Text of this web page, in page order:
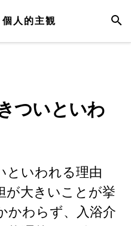
人的主観
ついといわ
といわれる理由
が大きいことが挙
かわらず、入浴介